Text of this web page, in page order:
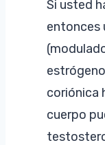
Si usted
entonces
coriónica
cuerpo